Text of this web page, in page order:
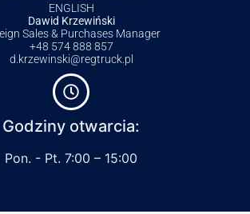
ENGLISH
Dawid Krzewiński
Sales & Purchases Manager
+48 574 888 857
d.krzewinski@regtruck.pl
Godziny otwarcia:
Pon. - Pt. 7:00 – 15:00